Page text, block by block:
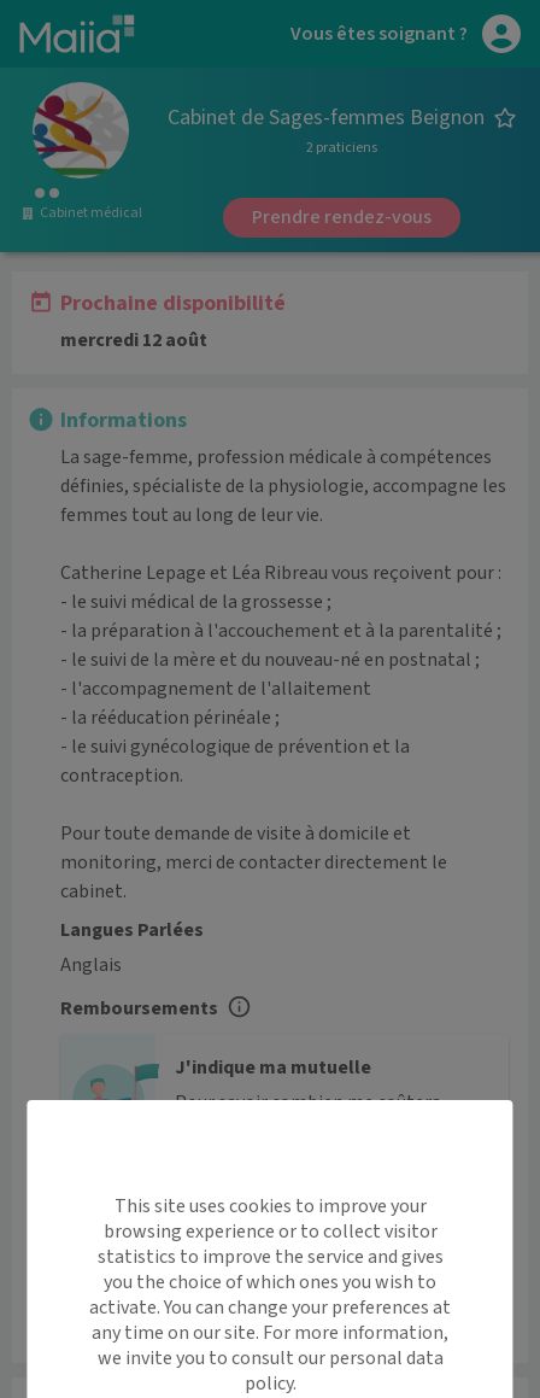
Aller au contenu principal Vous êtes soignant ?
Cabinet de Sages-femmes Beignon
2 praticiens
Cabinet médical Prendre rendez-vous
Prochaine disponibilité
mercredi 12 août
Informations
La sage-femme, profession médicale à compétences
définies, spécialiste de la physiologie, accompagne les
femmes tout au long de leur vie.
Catherine Lepage et Léa Ribreau vous reçoivent pour :
- le suivi médical de la grossesse ;
- la préparation à l'accouchement et à la parentalité ;
- le suivi de la mère et du nouveau-né en postnatal ;
- l'accompagnement de l'allaitement
- la rééducation périnéale ;
- le suivi gynécologique de prévention et la
contraception.
Pour toute demande de visite à domicile et
monitoring, merci de contacter directement le
cabinet.
Langues Parlées
Anglais
Remboursements
J'indique ma mutuelle
Pour savoir combien me coûtera
Actes médicaux
Consultation
This site uses cookies to improve your
browsing experience or to collect visitor
statistics to improve the service and gives
you the choice of which ones you wish to
activate. You can change your preferences at
any time on our site. For more information,
we invite you to consult our personal data
policy.